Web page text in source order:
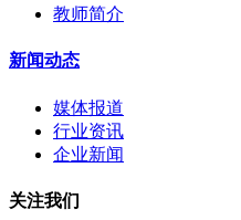
教师简介
新闻动态
媒体报道
行业资讯
企业新闻
关注我们